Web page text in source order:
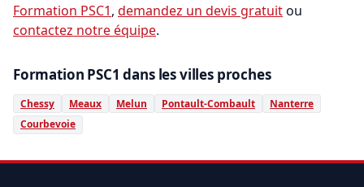
Formation PSC1, demandez un devis gratuitou
contactez notre équipe.
Formation PSC1 dans les villes proches
Chessy Meaux Melun Pontault-Combault
Nanterre
Courbevoie